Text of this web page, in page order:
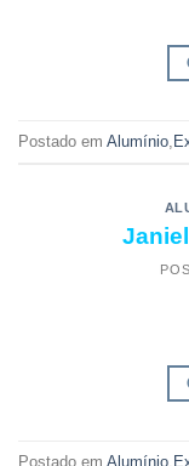
Postado em Alumínio
Postado em Alumínio